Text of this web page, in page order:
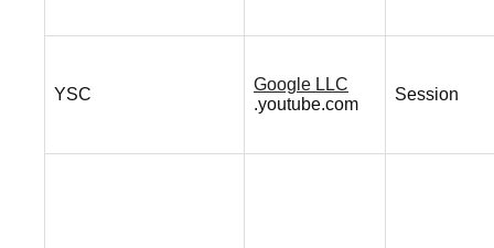
YSC
Google LLC
.youtube.com
Session